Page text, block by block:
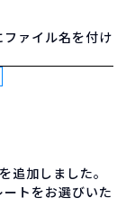
ァイル名を付け
追加しました。
トをお選びいた